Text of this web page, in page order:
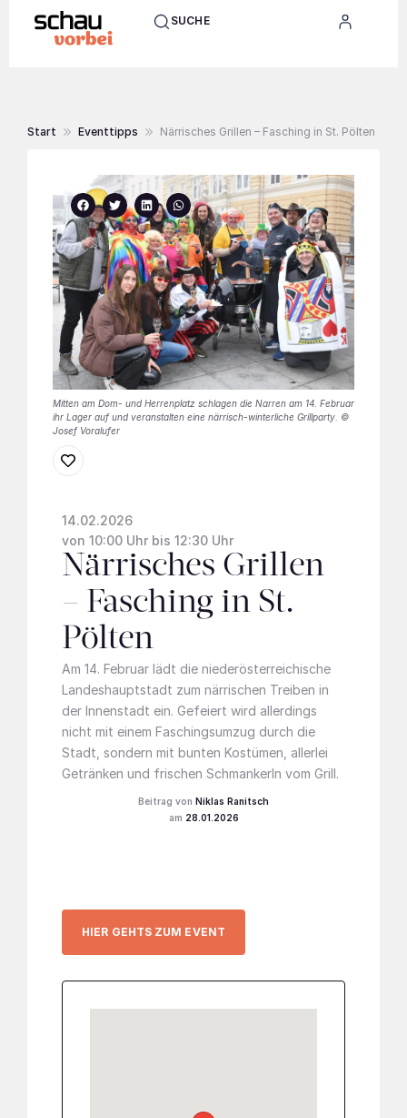
SUCHE
Start Eventtipps Närrisches Grillen – Fasching in St. Pölten
Mitten am Dom- und Herrenplatz schlagen die Narren am 14. Februar
ihr Lager auf und veranstalten eine närrisch-winterliche Grillparty. ©
Josef Voralufer
14.02.2026
von 10:00 Uhr bis 12:30 Uhr
Närrisches Grillen
– Fasching in St.
Pölten
Am 14. Februar lädt die niederösterreichische
Landeshauptstadt zum närrischen Treiben in
der Innenstadt ein. Gefeiert wird allerdings
nicht mit einem Faschingsumzug durch die
Stadt, sondern mit bunten Kostümen, allerlei
Getränken und frischen Schmankerln vom Grill.
Niklas Ranitsch
28.01.2026
HIER GEHTS ZUM EVENT